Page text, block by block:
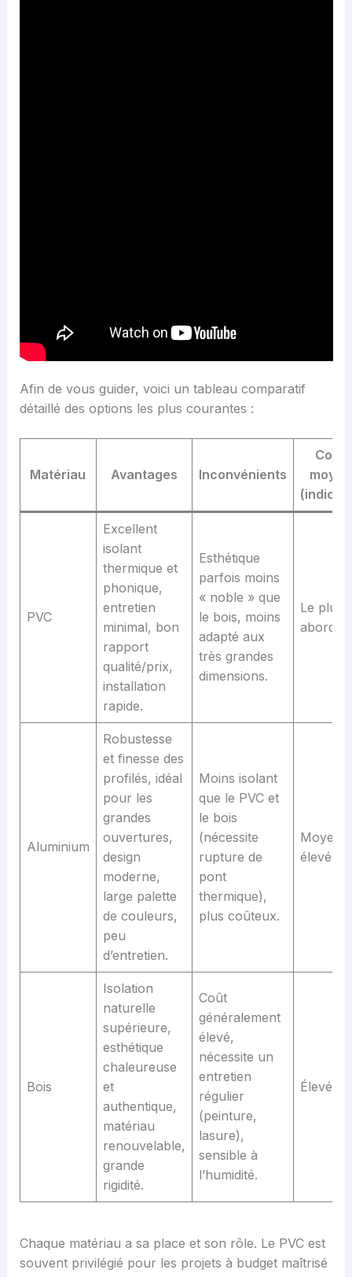
Afin de vous guider, voici un tableau comparatif
détaillé des options les plus courantes :
Matériau Avantages Inconvénients
Coût
moyen
PVC
Excellent
isolant
thermique et
phonique,
entretien
minimal, bon
rapport
qualité/prix,
installation
rapide.
Esthétique
parfois moins
« noble » que
le bois, moins
adapté aux
très grandes
dimensions.
Le plus
Aluminium
Robustesse
et finesse des
profilés, idéal
pour les
grandes
ouvertures,
design
moderne,
large palette
de couleurs,
peu
d’entretien.
Moins isolant
que le PVC et
le bois
(nécessite
rupture de
pont
thermique),
plus coûteux.
Moyen à
élevé
Bois
Isolation
naturelle
supérieure,
esthétique
chaleureuse
et
authentique,
matériau
renouvelable,
grande
rigidité.
Coût
généralement
élevé,
nécessite un
entretien
régulier
(peinture,
lasure),
sensible à
l’humidité.
Élevé
Chaque matériau a sa place et son rôle. Le PVC est
souvent privilégié pour les projets à budget maîtrisé